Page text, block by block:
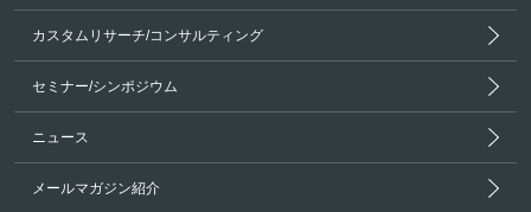
カスタムリサーチ/コンサルティング
セミナー/シンポジウム
ニュース
メールマガジン紹介